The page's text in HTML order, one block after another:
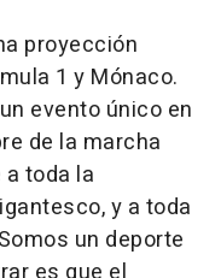
proyección
1 y Mónaco.
evento único en
de la marcha
toda la
y a toda
un deporte